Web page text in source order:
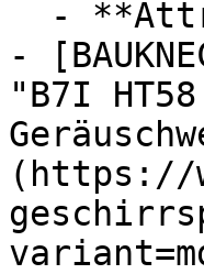
-
"B7I
(https://